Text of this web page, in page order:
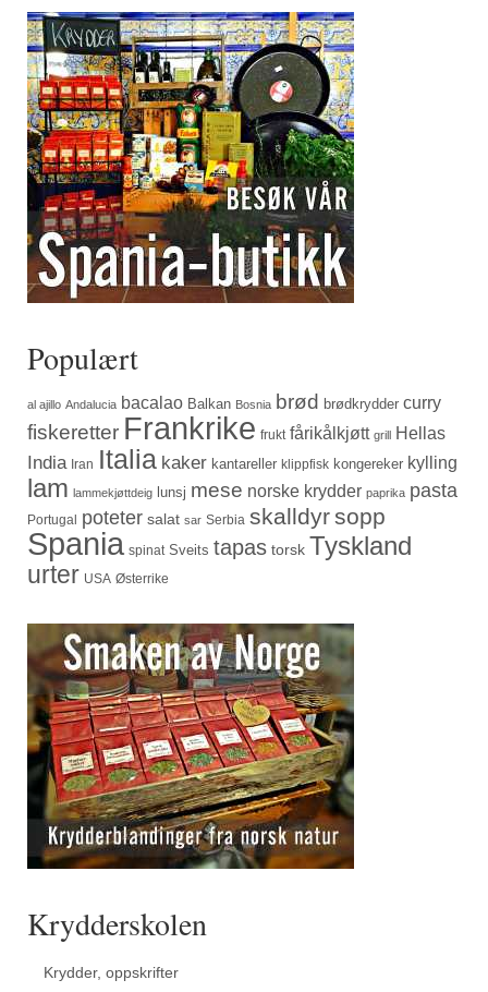
Populært
al ajillo Andalucia bacalao Balkan Bosnia brød brødkrydder curry
fiskeretter Frankrike frukt fårikålkjøtt grill Hellas
India Iran Italia kaker kantareller klippfisk kongereker kylling
lam lammekjøttdeig lunsj mese norske krydder paprika pasta
Portugal poteter salat sar Serbia skalldyrsopp
Spania spinat Sveits tapas torsk Tyskland
urter USA Østerrike
Krydderskolen
Krydder, oppskrifter